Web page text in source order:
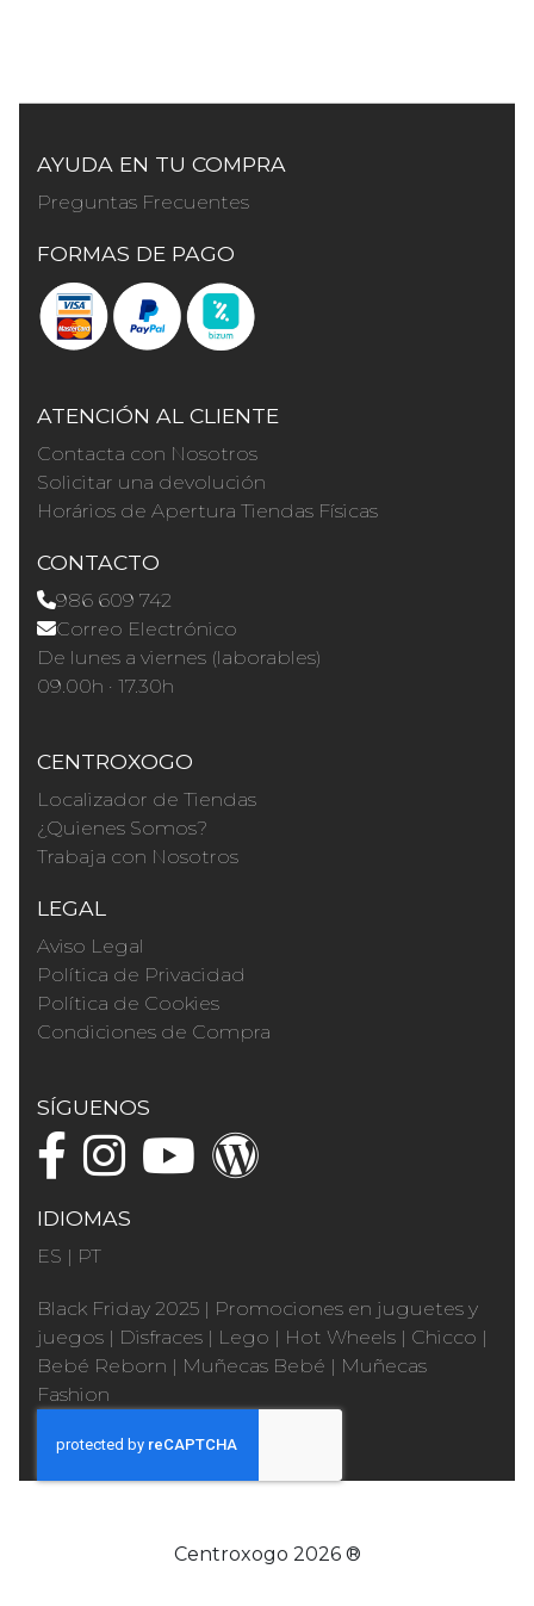
AYUDA EN TU COMPRA
Preguntas Frecuentes
FORMAS DE PAGO
ATENCIÓN AL CLIENTE
Contacta con Nosotros
Solicitar una devolución
Horários de Apertura Tiendas Físicas
CONTACTO
986 609 742
Correo Electrónico
De lunes a viernes (laborables)
09.00h · 17.30h
CENTROXOGO
Localizador de Tiendas
¿Quienes Somos?
Trabaja con Nosotros
LEGAL
Aviso Legal
Política de Privacidad
Política de Cookies
Condiciones de Compra
SÍGUENOS
IDIOMAS
ES | PT
Black Friday 2025 | Promociones en juguetes y
juegos | Disfraces | Lego | Hot Wheels | Chicco |
Bebé Reborn | Muñecas Bebé | Muñecas
Fashion
Centroxogo 2026 ®